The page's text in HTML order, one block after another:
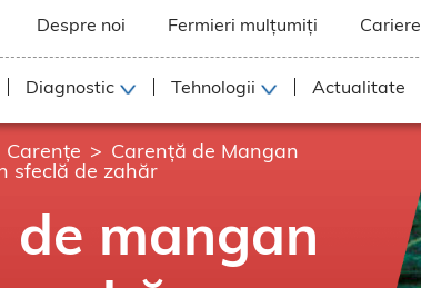
Despre noi Fermieri mulțumiți Cariere
Diagnostic Tehnologii Actualitate
Carențe Carență de Mangan
sfeclă de zahăr
de mangan